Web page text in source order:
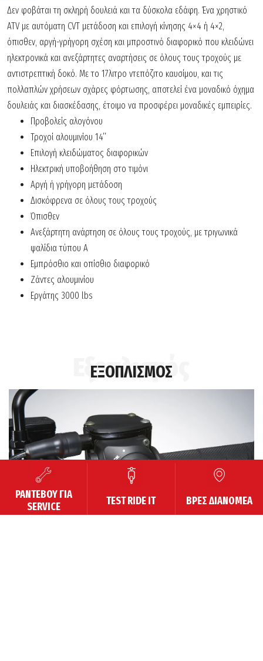
Δεν φοβάται τη σκληρή δουλειά και τα δύσκολα εδάφη. Ένα χρηστικό
ATV µε αυτόµατη CVT µετάδοση και επιλογή κίνησης 4×4 ή 4×2,
όπισθεν, αργή-γρήγορη σχέση και µπροστινό διαφορικό που κλειδώνει
ηλεκτρονικά και ανεξάρτητες αναρτήσεις σε όλους τους τροχούς µε
αντιστρεπτική δοκό. Με το 17λιτρο ντεπόζιτο καυσίµου, και τις
πολλαπλών χρήσεων σχάρες φόρτωσης, αποτελεί ένα µοναδικό όχημα
δουλειάς και διασκέδασης, έτοιμο να προσφέρει μοναδικές εμπειρίες.
Προβολείς αλογόνου
Τροχοί αλουµινίου 14’’
Επιλογή κλειδώματος διαφορικών
Ηλεκτρική υποβοήθηση στο τιμόνι
Αργή ή γρήγορη μετάδοση
Δισκόφρενα σε όλους τους τροχούς
Όπισθεν
Ανεξάρτητη ανάρτηση σε όλους τους τροχούς, με τριγωνικά
ψαλίδια τύπου A
Εμπρόσθιο και οπίσθιο διαφορικό
Ζάντες αλουμινίου
Εργάτης 3000 lbs
ΕΞΟΠΛΙΣΜΟΣ
ΡΑΝΤΕΒΟΥ ΓΙΑ
SERVICE
TEST RIDE IT ΒΡΕΣ ΔΙΑΝΟΜΕΑ